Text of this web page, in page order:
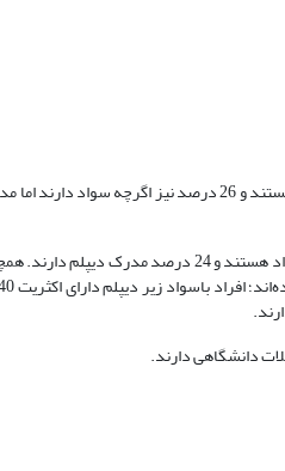
بنابر اطلاعات حاصل از نمودار ۳، از میان زنان بیوه شده 68 درصد از داشتن مهارت خواندن و نوشتن